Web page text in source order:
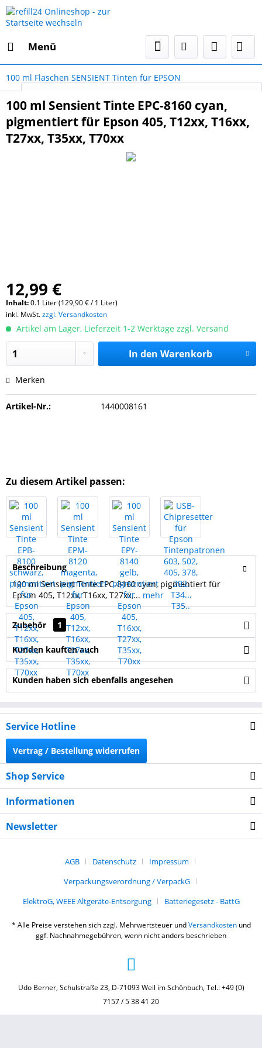
Menü
100 ml Flaschen SENSIENT Tinten für EPSON
100 ml Sensient Tinte EPC-8160 cyan,
pigmentiert für Epson 405, T12xx, T16xx,
T27xx, T35xx, T70xx
12,99 €
Inhalt:0.1 Liter (129,90 € / 1 Liter)
inkl. MwSt.zzgl. Versandkosten
Artikel am Lager, Lieferzeit 1-2 Werktage zzgl. Versand
In den Warenkorb
Merken
Artikel-Nr.: 1440008161
Zu diesem Artikel passen:
Beschreibung
100 ml Sensient Tinte EPC-8160 cyan, pigmentiert für
Epson 405, T12xx, T16xx, T27xx,... mehr
Zubehör 1
Kunden kauften auch
Kunden haben sich ebenfalls angesehen
Service Hotline
Vertrag / Bestellung widerrufen
Shop Service
Informationen
Newsletter
AGB Datenschutz
Impressum
Verpackungsverordnung / VerpackG
ElektroG, WEEE Altgeräte-Entsorgung
Batteriegesetz - BattG
* Alle Preise verstehen sich zzgl. Mehrwertsteuer undVersandkostenund
ggf. Nachnahmegebühren, wenn nicht anders beschrieben
Udo Berner, Schulstraße 23, D-71093 Weil im Schönbuch, Tel.: +49 (0)
7157 / 5 38 41 20